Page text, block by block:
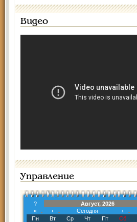
Видео
Управление
?
Август, 2026
«
‹ Сегодня ›
Пн
Вт Ср Чт Пт Сб